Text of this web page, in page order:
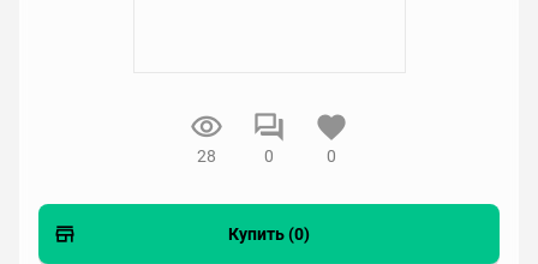
28 0 0
Купить (0)